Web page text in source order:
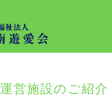
運営施設のご紹介